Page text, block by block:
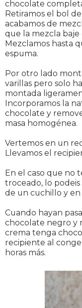
chocolate
Retiramos el bol
acabamos de
que la mezcla
Mezclamos hasta
espuma.
Por otro lado
varillas pero solo
montada
Incorporamos la
chocolate y
masa homogénea.
Vertemos en un
Llevamos el
En el caso que no
troceado, lo
de un cuchillo y
Cuando hayan
chocolate negro y
crema tenga
recipiente al
horas más.